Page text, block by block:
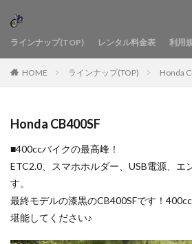
ラインナップ(TOP) レンタル料金表 利用
HOME ラインナップ(TOP) Honda
Honda CB400SF
■400ccバイクの最高峰！
ETC2.0、スマホホルダー、USB電源、エ
す。
最終モデルの漆黒のCB400SFです！
堪能してください♪